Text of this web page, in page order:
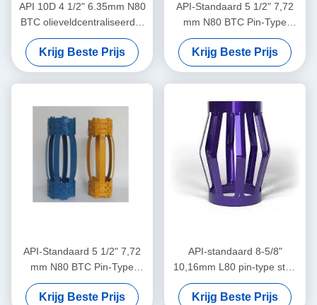
API 10D 4 1/2" 6.35mm N80
BTC olieveldcentraliseerder
in olie- en gasbedrijven
Krijg Beste Prijs
API-Standaard 5 1/2" 7,72
mm N80 BTC Pin-Type
Centralizer voor het
Beperken van de
Verplaatsing van Casing
Centralizers in Olie & Gas
Operaties
Krijg Beste Prijs
API-Standaard 5 1/2" 7,72
mm N80 BTC Pin-Type
Centralizer voor het
Beperken van de
Krijg Beste Prijs
API-standaard 8-5/8"
10,16mm L80 pin-type stop
kraag ontworpen voor het
beperken van de behuizing
Krijg Beste Prijs